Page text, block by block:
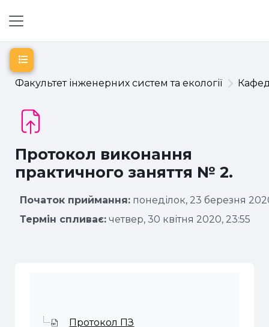
Факультет інженерних систем та екології
Протокол виконання
практичного заняття № 2.
Початок приймання: понеділок, 23 березня
Термін спливає: четвер, 30 квітня 2020, 23:55
Відкритий покажчик курсу
Протокол ПЗ